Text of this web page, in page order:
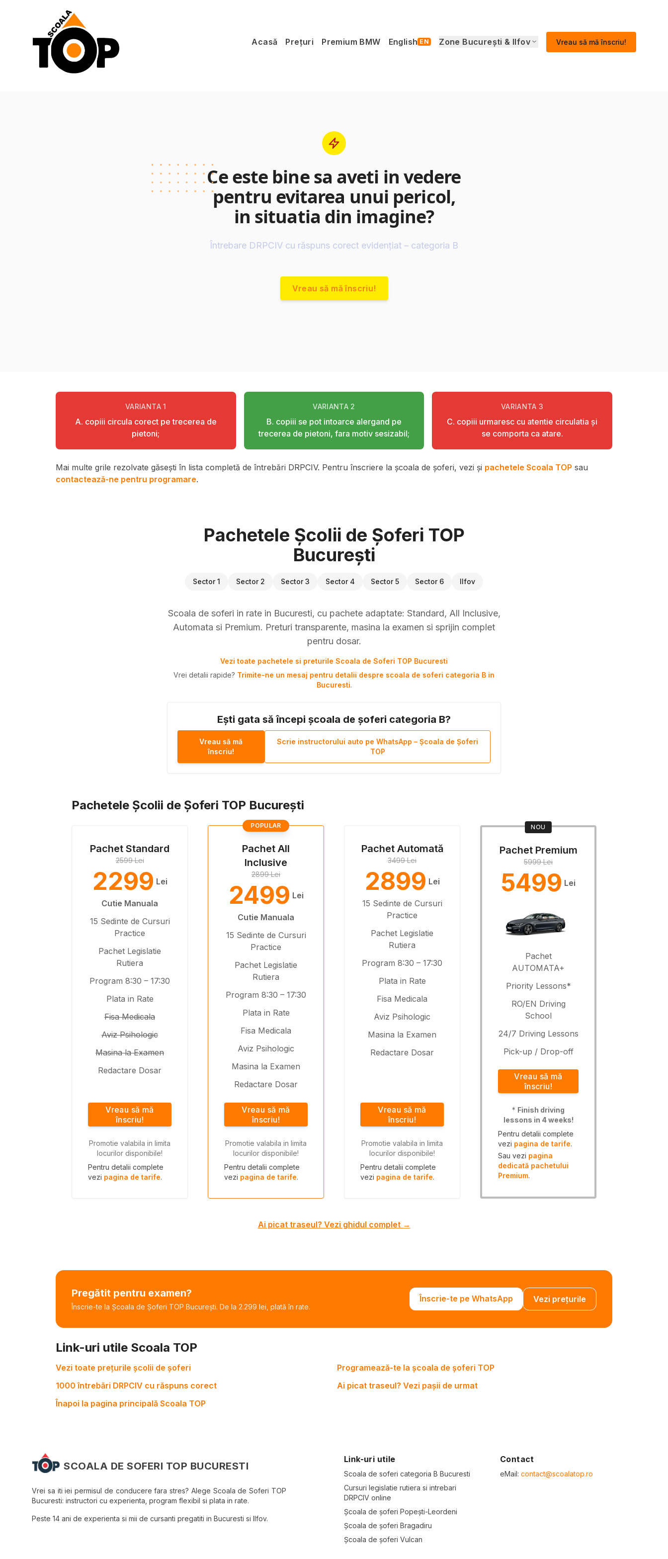
Scoala de Soferi TOP navigation
Acasă Prețuri Premium BMW English EN Zone București & Ilfov Vreau să mă înscriu!
Ce este bine sa aveti in vedere
pentru evitarea unui pericol,
in situatia din imagine?
Întrebare DRPCIV cu răspuns corect evidențiat – categoria B
Vreau să mă înscriu!
VARIANTA1
A. copiii circula corect pe trecerea de
pietoni;
VARIANTA 2
B. copiii se pot intoarce alergand pe
trecerea de pietoni, fara motiv sesizabil;
VARIANTA3
C. copiii urmaresc cu atentie circulatia şi
se comporta ca atare.
Mai multe grile rezolvate găsești în lista completă de întrebări DRPCIV. Pentru înscriere la școala de șoferi, vezi și pachetele Scoala TOP sau
contactează-ne pentru programare.
Pachetele Școlii de Șoferi TOP
București
Sector 1 Sector 2 Sector 3 Sector 4 Sector 5 Sector 6 Ilfov
Scoala de soferi in rate in Bucuresti, cu pachete adaptate: Standard, All Inclusive,
Automata si Premium. Preturi transparente, masina la examen si sprijin complet
pentru dosar.
Vezi toate pachetele si preturile Scoala de Soferi TOP Bucuresti
Vrei detalii rapide? Trimite-ne un mesaj pentru detalii despre scoala de soferi categoria B in
Bucuresti.
Ești gata să începi școala de șoferi categoria B?
Vreau să mă
înscriu!
Scrie instructorului auto pe WhatsApp – Școala de Șoferi
TOP
Pachetele Școlii de Șoferi TOP București
Pachet Standard
2599 Lei
2299 Lei
Cutie Manuala
15 Sedinte de Cursuri
Practice
Pachet Legislatie
Rutiera
Program 8:30 – 17:30
Plata in Rate
Fisa Medicala
Aviz Psihologic
Masina la Examen
Redactare Dosar
Vreau să mă
înscriu!
Promotie valabila in limita
locurilor disponibile!
Pentru detalii complete
vezi pagina de tarife.
POPULAR
Pachet All
Inclusive
2899 Lei
2499 Lei
Cutie Manuala
15 Sedinte de Cursuri
Practice
Pachet Legislatie
Rutiera
Program 8:30 – 17:30
Plata in Rate
Fisa Medicala
Aviz Psihologic
Masina la Examen
Redactare Dosar
Vreau să mă
înscriu!
Promotie valabila in limita
locurilor disponibile!
Pentru detalii complete
vezi pagina de tarife.
Pachet Automată
3499 Lei
2899 Lei
15 Sedinte de Cursuri
Practice
Pachet Legislatie
Rutiera
Program 8:30 – 17:30
Plata in Rate
Fisa Medicala
Aviz Psihologic
Masina la Examen
Redactare Dosar
Vreau să mă
înscriu!
Promotie valabila in limita
locurilor disponibile!
Pentru detalii complete
vezi pagina de tarife.
NOU
Pachet Premium
5999 Lei
5499 Lei
Pachet
AUTOMATA+
Priority Lessons*
RO/EN Driving
School
24/7 Driving Lessons
Pick-up / Drop-off
Vreau să mă
înscriu!
* Finish driving
lessons in 4 weeks!
Pentru detalii complete
vezi pagina de tarife.
Sau vezi pagina
dedicată pachetului
Premium.
Ai picat traseul? Vezi ghidul complet →
Pregătit pentru examen?
Înscrie-te la Școala de Șoferi TOP București. De la 2.299 lei, plată în rate.
Înscrie-te pe WhatsApp Vezi prețurile
Link-uri utile Scoala TOP
Vezi toate prețurile școlii de șoferi
Programează-te la școala de șoferi TOP
1000 întrebări DRPCIV cu răspuns corect
Ai picat traseul? Vezi pașii de urmat
Înapoi la pagina principală Scoala TOP
SCOALA DE SOFERI TOP BUCURESTI
Vrei sa iti iei permisul de conducere fara stres? Alege Scoala de Soferi TOP
Bucuresti: instructori cu experienta, program flexibil si plata in rate.
Peste 14 ani de experienta si mii de cursanti pregatiti in Bucuresti si Ilfov.
Link-uri utile
Scoala de soferi categoria B Bucuresti
Cursuri legislatie rutiera si intrebari
DRPCIV online
Școala de șoferi Popești-Leordeni
Școala de șoferi Bragadiru
Școala de șoferi Vulcan
Contact
eMail: contact@scoalatop.ro